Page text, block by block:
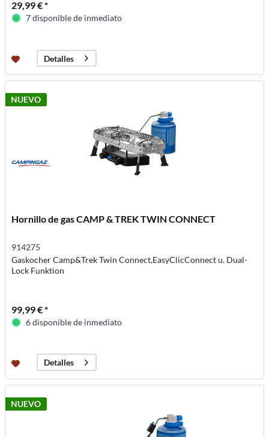
29,99 € *
7 disponible de inmediato
Detalles
NUEVO
Hornillo de gas CAMP & TREK TWIN CONNECT
914275
Gaskocher Camp&Trek Twin Connect,EasyClicConnect u. Dual-
Lock Funktion
99,99 € *
6 disponible de inmediato
Detalles
NUEVO